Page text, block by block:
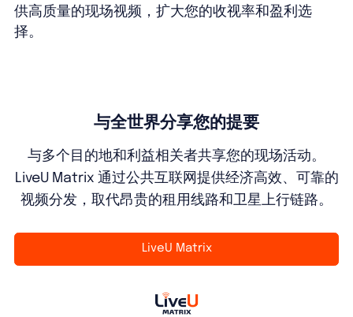
供高质量的现场视频，扩大您的收视率和盈利选
择。
与全世界分享您的提要
与多个目的地和利益相关者共享您的现场活动。
LiveU Matrix 通过公共互联网提供经济高效、可靠的
视频分发，取代昂贵的租用线路和卫星上行链路。
LiveU Matrix